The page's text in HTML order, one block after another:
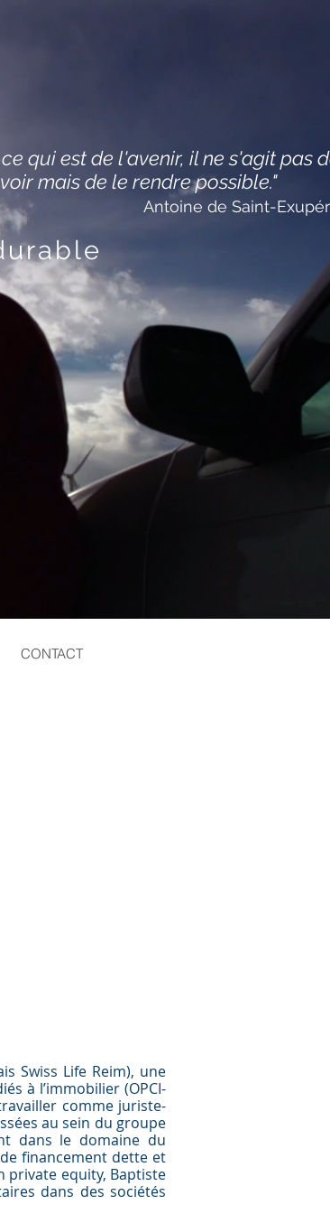
qui est de l'avenir, il ne s'agit pas
mais de le rendre possible."
Antoine de Saint-
Swiss Life Reim), une
à l’immobilier (OPCI-
comme juriste-
au sein du groupe
dans le domaine du
financement dette et
private equity, Baptiste
dans des sociétés
CONTACT